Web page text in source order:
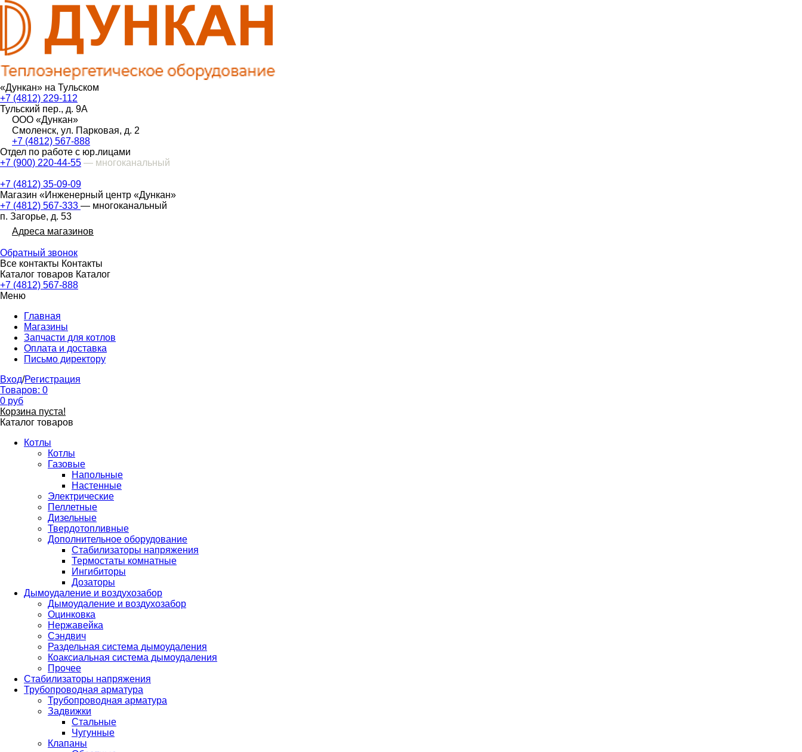
«Дункан» на Тульском
+7 (4812) 229-112
Тульский пер., д. 9А
ООО «Дункан»
Смоленск, ул. Парковая, д. 2
+7 (4812) 567-888
Отдел по работе с юр.лицами
+7 (900) 220-44-55 — многоканальный
+7 (4812) 35-09-09
Магазин «Инженерный центр «Дункан»
+7 (4812) 567-333 — многоканальный
п. Загорье, д. 53
Адреса магазинов
Обратный звонок
Все контакты Контакты
Каталог товаров Каталог
+7 (4812) 567-888
Меню
Главная
Магазины
Запчасти для котлов
Оплата и доставка
Письмо директору
Вход/Регистрация
Товаров: 0
0 руб
Корзина пуста!
Каталог товаров
Котлы
Котлы
Газовые
Напольные
Настенные
Электрические
Пеллетные
Дизельные
Твердотопливные
Дополнительное оборудование
Стабилизаторы напряжения
Термостаты комнатные
Ингибиторы
Дозаторы
Дымоудаление и воздухозабор
Дымоудаление и воздухозабор
Оцинковка
Нержавейка
Сэндвич
Раздельная система дымоудаления
Коаксиальная система дымоудаления
Прочее
Стабилизаторы напряжения
Трубопроводная арматура
Трубопроводная арматура
Задвижки
Стальные
Чугунные
Клапаны